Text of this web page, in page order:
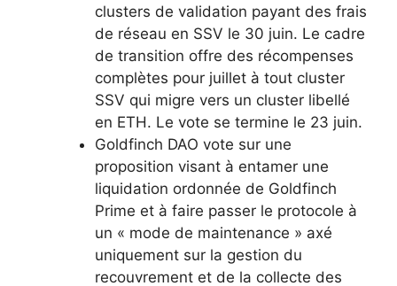
clusters de validation payant des frais
de réseau en SSV le 30 juin. Le cadre
de transition offre des récompenses
complètes pour juillet à tout cluster
SSV qui migre vers un cluster libellé
en ETH. Le vote se termine le 23 juin.
Goldfinch DAO vote sur une
proposition visant à entamer une
liquidation ordonnée de Goldfinch
Prime et à faire passer le protocole à
un « mode de maintenance » axé
uniquement sur la gestion du
recouvrement et de la collecte des